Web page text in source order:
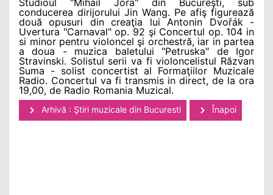
conducerea dirijorului Jin Wang. Pe afiş figurează
două opusuri din creaţia lui Antonin Dvořák -
Uvertura "Carnaval" op. 92 şi Concertul op. 104 in
si minor pentru violoncel şi orchestră, iar in partea
a doua - muzica baletului "Petruska" de Igor
Stravinski. Solistul serii va fi violoncelistul Răzvan
Suma - solist concertist al Formaţiilor Muzicale
Radio. Concertul va fi transmis in direct, de la ora
19,00, de Radio Romania Muzical.
Arhivă : Ştiri muzicale din Bucuresti Înapoi